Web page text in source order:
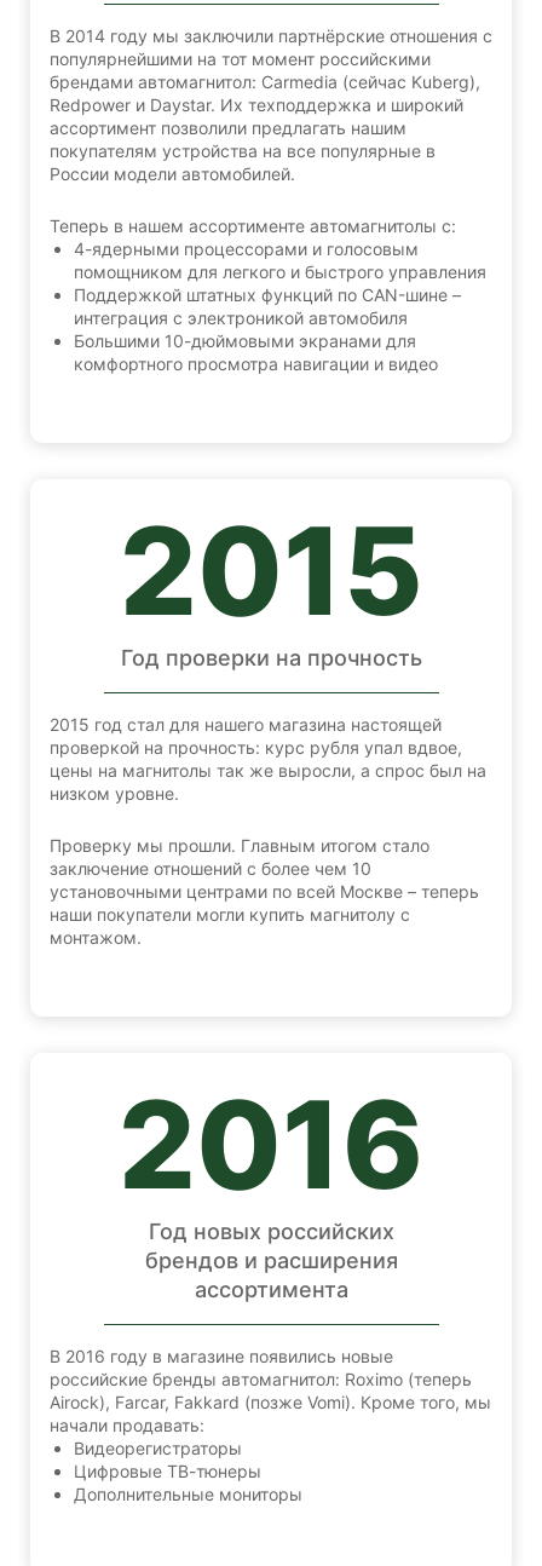
В 2014 году мы заключили партнёрские отношения с
популярнейшими на тот момент российскими
брендами автомагнитол: Carmedia (сейчас Kuberg),
Redpower и Daystar. Их техподдержка и широкий
ассортимент позволили предлагать нашим
покупателям устройства на все популярные в
России модели автомобилей.
Теперь в нашем ассортименте автомагнитолы с:
4-ядерными процессорами и голосовым
помощником для легкого и быстрого управления
Поддержкой штатных функций по CAN-шине –
интеграция с электроникой автомобиля
Большими 10-дюймовыми экранами для
комфортного просмотра навигации и видео
2015
Год проверки на прочность
2015 год стал для нашего магазина настоящей
проверкой на прочность: курс рубля упал вдвое,
цены на магнитолы так же выросли, а спрос был на
низком уровне.
Проверку мы прошли. Главным итогом стало
заключение отношений с более чем 10
установочными центрами по всей Москве – теперь
наши покупатели могли купить магнитолу с
монтажом.
2016
Год новых российских
брендов и расширения
ассортимента
В 2016 году в магазине появились новые
российские бренды автомагнитол: Roximo (теперь
Airock), Farcar, Fakkard (позже Vomi). Кроме того, мы
начали продавать:
Видеорегистраторы
Цифровые ТВ-тюнеры
Дополнительные мониторы